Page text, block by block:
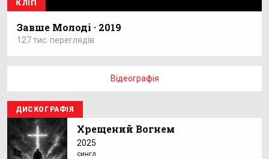
КЛІП
Завше Молоді · 2019
127 тис. переглядів
Відеографія
ДИСКОГРАФІЯ
Хрещений Вогнем
2025
сингл